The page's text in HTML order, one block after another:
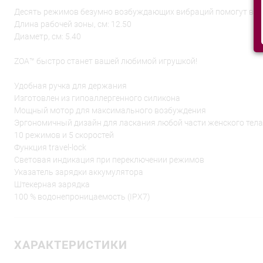
Десять режимов безумно возбуждающих вибраций помогут
Длина рабочей зоны, см: 12.50
Диаметр, см: 5.40
ZOA™ быстро станет вашей любимой игрушкой!
Удобная ручка для держания
Изготовлен из гипоаллергенного силикона
Мощный мотор для максимального возбуждения
Эргономичный дизайн для ласкания любой части женского тела
10 режимов и 5 скоростей
Функция travel-lock
Световая индикация при переключении режимов
Указатель зарядки аккумулятора
Штекерная зарядка
100 % водонепроницаемость (IPX7)
ХАРАКТЕРИСТИКИ